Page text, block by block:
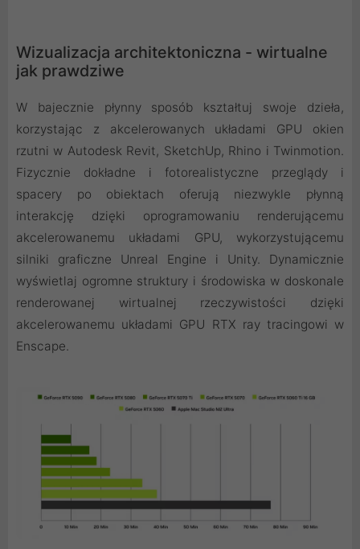
Wizualizacja architektoniczna - wirtualne
jak prawdziwe
W bajecznie płynny sposób kształtuj swoje dzieła,
korzystając z akcelerowanych układami GPU okien
rzutni w Autodesk Revit, SketchUp, Rhino i Twinmotion.
Fizycznie dokładne i fotorealistyczne przeglądy i
spacery po obiektach oferują niezwykle płynną
interakcję dzięki oprogramowaniu renderującemu
akcelerowanemu układami GPU, wykorzystującemu
silniki graficzne Unreal Engine i Unity. Dynamicznie
wyświetlaj ogromne struktury i środowiska w doskonale
renderowanej wirtualnej rzeczywistości dzięki
akcelerowanemu układami GPU RTX ray tracingowi w
Enscape.